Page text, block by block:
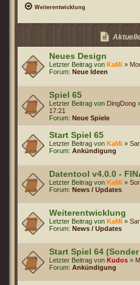
Weiterentwicklung
Neues Design
Letzter Beitrag von KaMi »
Forum: Neue Ideen
Spiel 65
Letzter Beitrag von DingDong
17:21
Forum: Neue Spiele
Start Spiel 65
Letzter Beitrag von KaMi »
Forum: Ankündigung
Datentool v4.0.0 -
Letzter Beitrag von KaMi »
Forum: News / Updates
Weiterentwicklung
Letzter Beitrag von KaMi »
Forum: News / Updates
Start Spiel 64 (Sonder
Letzter Beitrag von Kudos »
Forum: Ankündigung